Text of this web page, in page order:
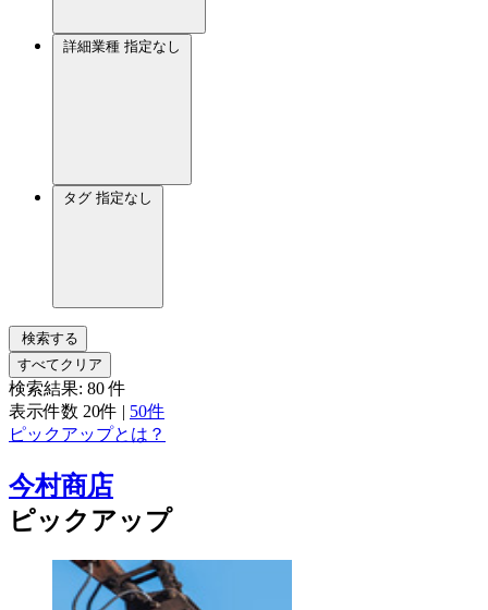
詳細業種 指定なし
タグ 指定なし
検索する
すべてクリア
検索結果: 80 件
表示件数 20件 | 50件
ピックアップとは？
今村商店
ピックアップ